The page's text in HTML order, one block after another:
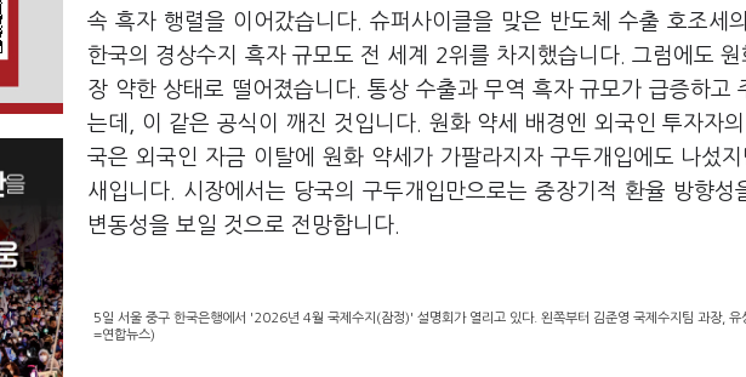
속 흑자 행렬을 이어갔습니다. 슈퍼사이클을 맞은 반도체 수출 호조세
한국의 경상수지 흑자 규모도 전 세계 2위를 차지했습니다. 그럼에도
장 약한 상태로 떨어졌습니다. 통상 수출과 무역 흑자 규모가 급증하고
는데, 이 같은 공식이 깨진 것입니다. 원화 약세 배경엔 외국인 투자자
국은 외국인 자금 이탈에 원화 약세가 가팔라지자 구두개입에도 나섰
새입니다. 시장에서는 당국의 구두개입만으로는 중장기적 환율 방향
변동성을 보일 것으로 전망합니다.
5일 서울 중구 한국은행에서 '2026년 4월 국제수지(잠정)' 설명회가 열리고 있다. 왼쪽부터 김준영 국제수지팀 과장,
=연합뉴스)